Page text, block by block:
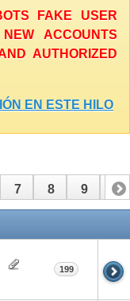
FAKE USER
ACCOUNTS
AUTHORIZED
EN ESTE HILO
7 8 9 10
199